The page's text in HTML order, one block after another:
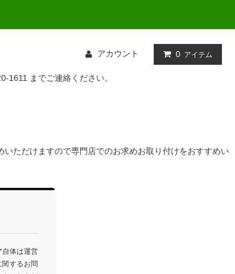
アカウント 0 アイテム
1611 までご連絡ください。
ただけますので専門店でのお求めお取り付けをおすすめい
自体は運営
するお問